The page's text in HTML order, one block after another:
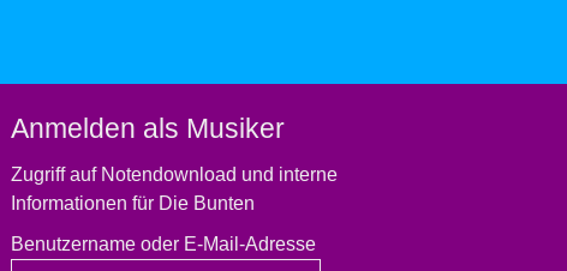
Anmelden als Musiker
Zugriff auf Notendownload und interne
Informationen für Die Bunten
Benutzername oder E-Mail-Adresse